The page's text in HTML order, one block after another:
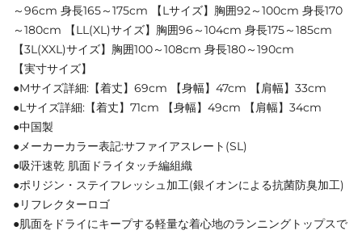
～96cm 身長165～175cm 【Lサイズ】胸囲92～100cm 身長170
～180cm 【LL(XL)サイズ】胸囲96～104cm 身長175～185cm
【3L(XXL)サイズ】胸囲100～108cm 身長180～190cm
【実寸サイズ】
●Mサイズ詳細:【着丈】69cm 【身幅】47cm 【肩幅】33cm
●Lサイズ詳細:【着丈】71cm 【身幅】49cm 【肩幅】34cm
●中国製
●メーカーカラー表記:サファイアスレート(SL)
●吸汗速乾 肌面ドライタッチ編組織
●ポリジン・ステイフレッシュ加工(銀イオンによる抗菌防臭加工)
●リフレクターロゴ
●肌面をドライにキープする軽量な着心地のランニングトップスで